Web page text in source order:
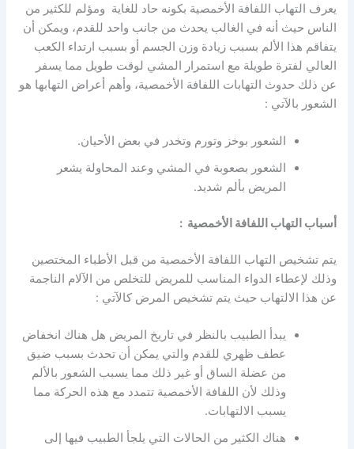
يعرف التهاب اللفافة الأخمصية بكونه حاد للغاية ومؤلم للكثير من
الناس حيث أنه في الغالب يحدث من جانب واحد للقدم، ويمكن أن
يتفاقم هذا الألم بسبب زيادة وزن الجسم أو بسبب ارتداء الكعب
العالي لفترة طويلة مع استمرار المشي لوقت طويل مما يسفر
عن ذلك حدوث التهابات اللفافة الأخمصية، وأهم أعراض التهابها هو
الشعور بالآتي :
الشعور بوخز وتورم وتخدر في بعض الأحيان.
الشعور بصعوبة في المشي وعند المحاولة يشعر
المريض بألم شديد.
أسباب التهاب اللفافة الأخمصية :
يتم تشخيص التهاب اللفافة الأخمصية من قبل الأطباء المختصين
وذلك لإعطاء الدواء المناسب للمريض للتخلص من الآلام الناجمة
عن هذا الالتهاب حيث يتم تشخيص المرض كالآتي :
يبدأ الطبيب بالنظر في تاريخ المريض هل هناك انخفاض
عطف ظهري للقدم والتي يمكن أن تحدث بسبب ضيق
من عضلة الساق أو غير ذلك مما يسبب الشعور بالألم
وذلك لأن اللفافة الأخمصية تتمدد مع هذه الحركة مما
يسبب الالتهابات.
هناك الكثير من الحالات التي يلجأ الطبيب فيها إلى